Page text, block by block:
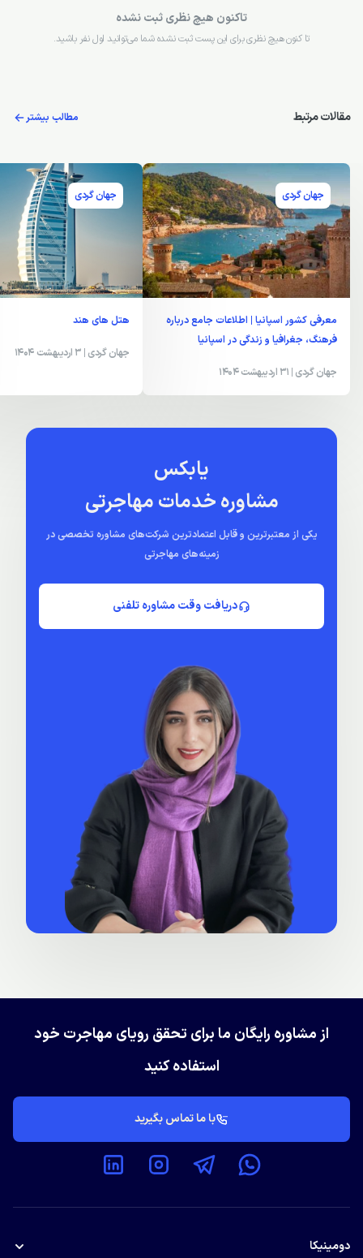
تاکنون هیچ نظری ثبت نشده
تا کنون هیچ نظری برای این پست ثبت نشده شما می‌توانید اول نفر باشید.
مقالات مرتبط مطالب بیشتر
جهان گردی
معرفی کشور اسپانیا | اطلاعات جامع درباره
فرهنگ، جغرافیا و زندگی در اسپانیا
جهان گردی | 31 اردیبهشت 1404
جهان گردی
هتل های هند
جهان گردی | 3 اردیبهشت 1404
یابکس
مشاوره خدمات مهاجرتی
یکی از معتبرترین و قابل اعتمادترین شرکت‌های مشاوره تخصصی در
زمینه‌های مهاجرتی
دریافت وقت مشاوره تلفنی
از مشاوره رایگان ما برای تحقق رویای مهاجرت خود
استفاده کنید
با ما تماس بگیرید
دومینیکا